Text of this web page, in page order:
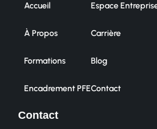
Accueil
À Propos
Formations
Encadrement PFE
Espace
Carrière
Blog
Contact
Contact